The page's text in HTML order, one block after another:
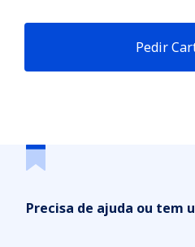
Pedir
Precisa de ajuda ou tem